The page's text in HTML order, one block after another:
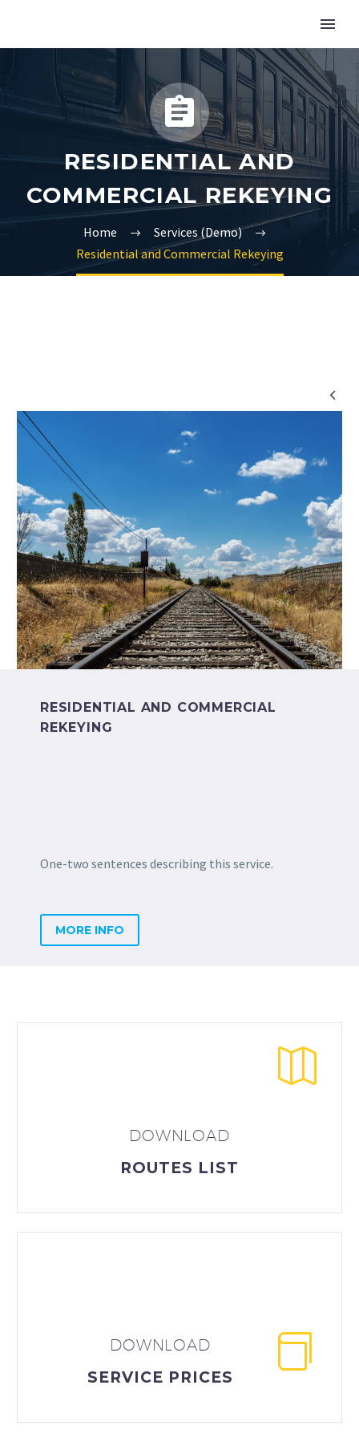


RESIDENTIAL AND
COMMERCIAL REKEYING
Home
Services (Demo)
Residential and Commercial Rekeying

RESIDENTIAL AND COMMERCIAL
REKEYING
One-two sentences describing this service.
MORE INFO


DOWNLOAD
ROUTES LIST


DOWNLOAD
SERVICE PRICES